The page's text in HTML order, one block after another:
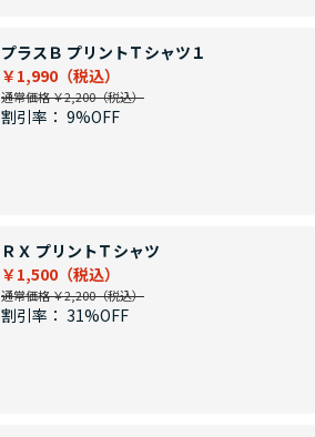
プラスＢ プリントＴシャツ１
￥1,990
通常価格 ￥2,200
割引率： 9%OFF
ＲＸ プリントＴシャツ
￥1,500
通常価格 ￥2,200
割引率： 31%OFF